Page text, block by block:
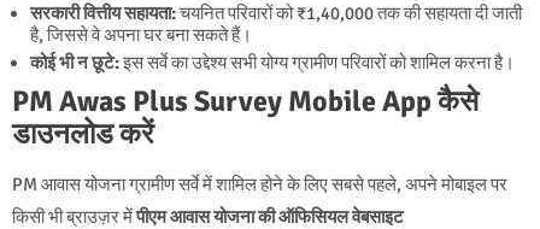
सरकारी वित्तीय सहायता:चयनित परिवारों को ₹1,40,000 तक की सहायता दी जाती
है, जिससे वे अपना घर बना सकते हैं।
कोई भी न छूटे:इस सर्वे का उद्देश्य सभी योग्य ग्रामीण परिवारों को शामिल करना है।
PM Awas Plus Survey Mobile App कैसे
डाउनलोड करें
PM आवास योजना ग्रामीण सर्वे में शामिल होने के लिए सबसे पहले, अपने मोबाइल पर
किसी भी ब्राउज़र मेंपीएम आवास योजना की ऑफिसियल वेबसाइट